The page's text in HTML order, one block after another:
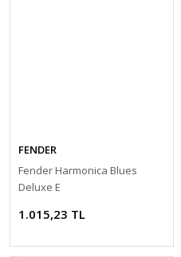
FENDER
Fender Harmonica Blues
Deluxe E
1.015,23 TL